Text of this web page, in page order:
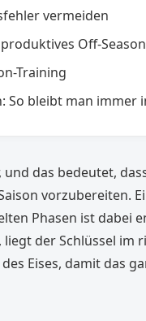
vermeiden
Off-
Training
So bleibt man immer
und das bedeutet,
vorzubereiten.
Phasen ist dabei
der Schlüssel im
Eises, damit das